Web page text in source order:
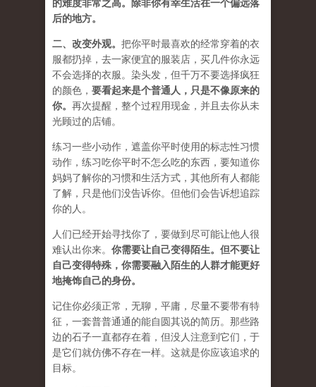
的难度非常之高。除非你有幸生活在一个偏远落
后的地方。
二、 改变外观。 把你平时最喜欢的经常穿着的衣
服都扔掉，去一家便宜的服装店，买几件你永远
不会选择的衣服。染头发，但千万不要选择疯狂
的颜色， 要看起来是个普通人，只是不像原来的
你。 再次提醒，整个过程用现金，并且去你从未
光顾过的店铺。
练习一些小动作，遮盖你平时使用的标志性习惯
动作，练习吃你平时不怎么吃的东西，要知道你
妈妈了解你的习惯和生活方式，其他所有人都能
了解，只是他们没告诉你。但他们会告诉想追踪
你的人。
人们已经开始寻找你了，要做到尽可能让他人很
难认出你来。 你需要让自己变得陌生。但不要让
自己变得特殊，你需要融入陌生的人群才能更好
地掩饰自己的身份。
记住你必须正常，无聊，平庸，尽量不要带有特
征，一套普普通通的能自圆其说的简历。那些路
边的石子一直都存在着，但没人注意到它们，于
是它们就仿佛不存在一样。这就是你应该追求的
目标。